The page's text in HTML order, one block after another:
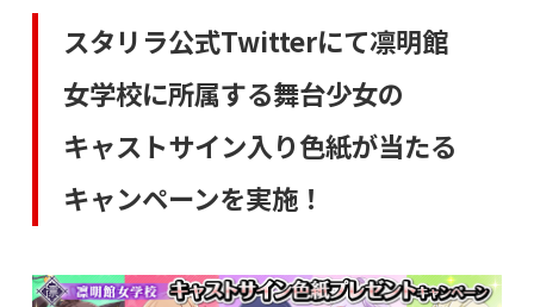
スタリラ公式Twitterにて凛明館
女学校に所属する舞台少女の
キャストサイン入り色紙が当たる
キャンペーンを実施！